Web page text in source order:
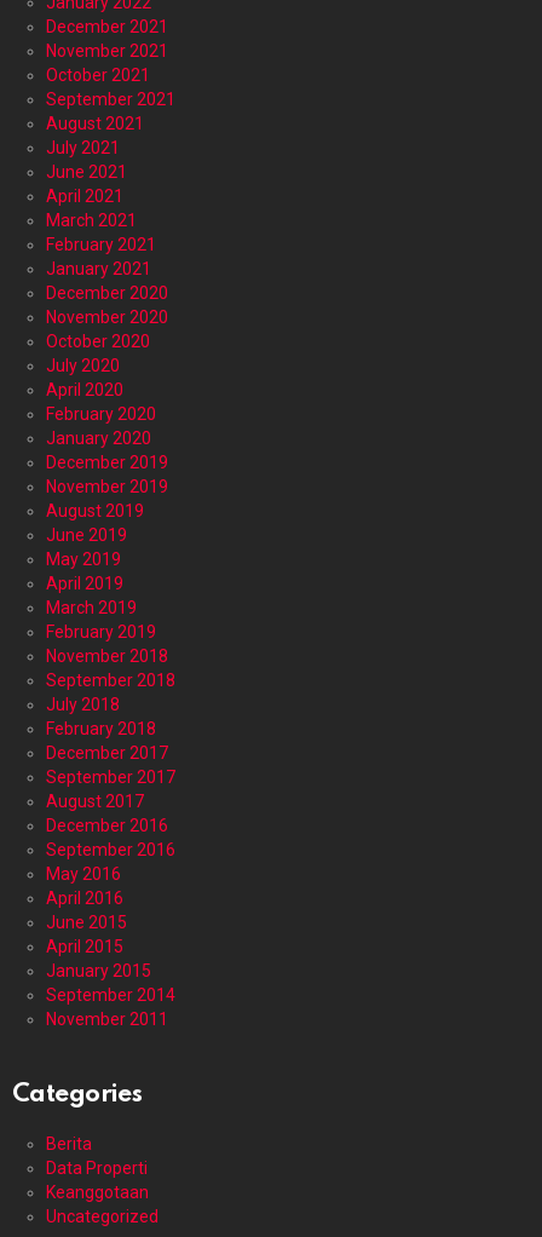
December 2021
November 2021
October 2021
September 2021
August 2021
July 2021
June 2021
April 2021
March 2021
February 2021
January 2021
December 2020
November 2020
October 2020
July 2020
April 2020
February 2020
January 2020
December 2019
November 2019
August 2019
June 2019
May 2019
April 2019
March 2019
February 2019
November 2018
September 2018
July 2018
February 2018
December 2017
September 2017
August 2017
December 2016
September 2016
May 2016
April 2016
June 2015
April 2015
January 2015
September 2014
November 2011
Categories
Berita
Data Properti
Keanggotaan
Uncategorized